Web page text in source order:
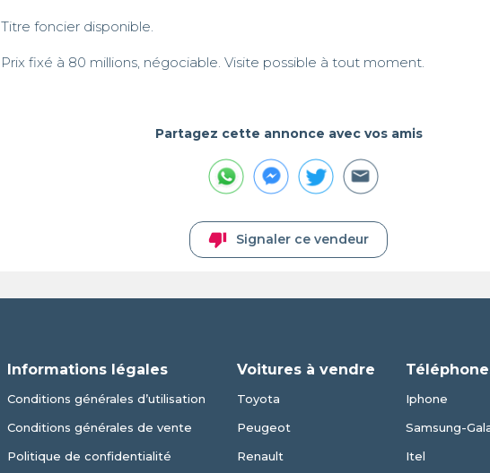
Titre foncier disponible.
Prix fixé à 80 millions, négociable. Visite possible à tout moment.
Partagez cette annonce avec vos amis
thumb_down Signaler ce vendeur
Informations légales
Conditions générales d’utilisation
Conditions générales de vente
Politique de confidentialité
Voitures à vendre
Toyota
Peugeot
Renault
Iphone
Samsung-
Itel